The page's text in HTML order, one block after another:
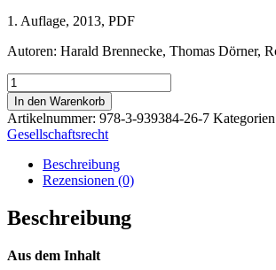
1. Auflage, 2013, PDF
Autoren: Harald Brennecke, Thomas Dörner,
Gesellschaftsrecht
in
der
Insolvenz
Menge
In den Warenkorb
Artikelnummer: 978-3-939384-26-7
Gesellschaftsrecht
Beschreibung
Rezensionen (0)
Beschreibung
Aus dem Inhalt